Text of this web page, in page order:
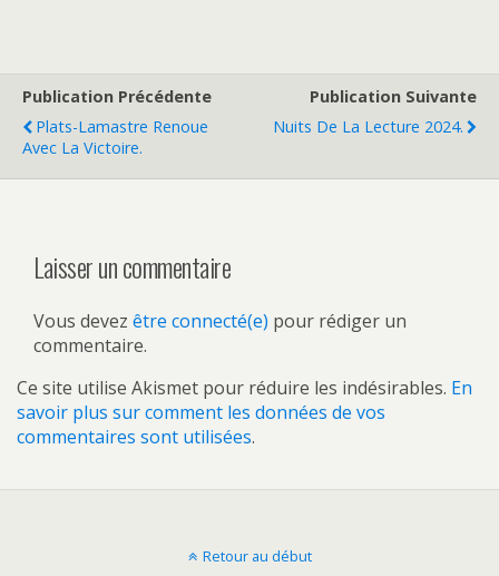
Publication Précédente
Plats-Lamastre Renoue
Avec La Victoire.
Publication Suivante
Nuits De La Lecture 2024.
Laisser un commentaire
Vous devez être connecté(e) pour rédiger un
commentaire.
Ce site utilise Akismet pour réduire les indésirables. En
savoir plus sur comment les données de vos
commentaires sont utilisées.
Retour au début